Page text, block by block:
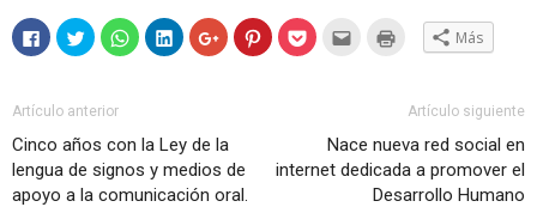
Haz
clic
para
Facebook
(Se
abre
en
una
ventana
nueva)
Haz
clic
para
Twitter
(Se
en
una
ventana
nueva)
Haz
clic
para
abre
en
una
ventana
nueva)
Haz
clic
para
abre
en
una
ventana
nueva)
Haz
clic
para
en
una
ventana
nueva)
Haz
clic
para
una
ventana
Haz
clic
abre
una
ventana
Hac
electrónico
un
amigo
(Se
abre
abre
en
ventana
nueva)
Más
Artículo anterior
Cinco años con la Ley de la
lengua de signos y medios de
apoyo a la comunicación oral.
Artículo siguiente
Nace nueva red social en
internet dedicada a promover el
Desarrollo Humano